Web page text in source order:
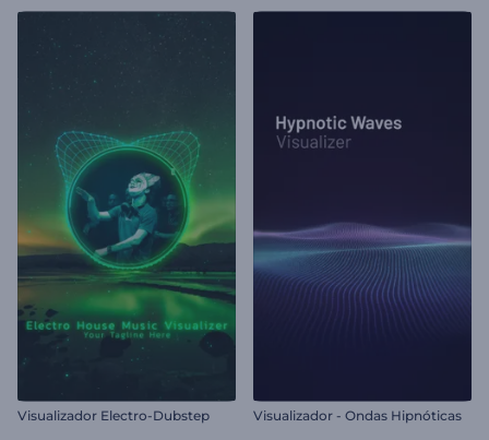
Visualizador Electro-Dubstep Visualizador - Ondas Hipnóticas